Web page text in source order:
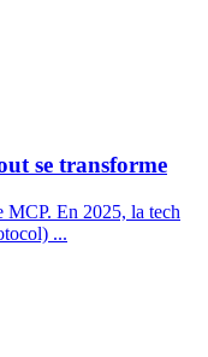
se transforme
En 2025, la tech
...